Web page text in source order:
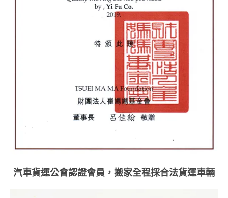
汽車貨運公會認證會員，搬家全程採合法貨運車輛